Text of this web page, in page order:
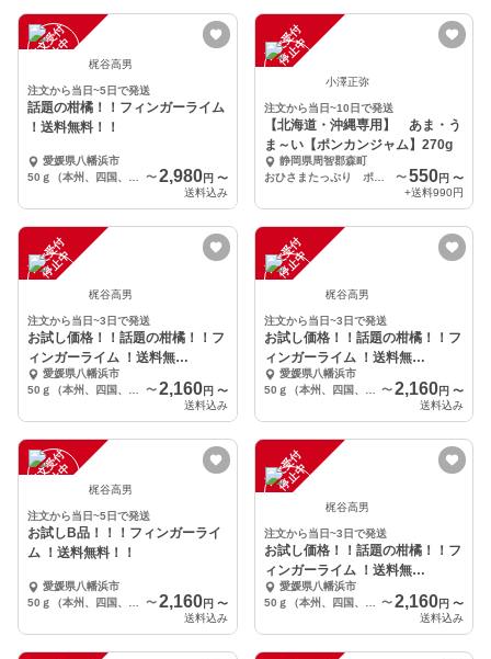
注
文
受
付
停
止
中 梶谷高男
注文から当日~5日で発送
話題の柑橘！！フィンガーライム
！送料無料！！
愛媛県八幡浜市
〜 2,980円 〜
送料込み
注
文
受
付
停
止
中
小澤正弥
注文から当日~10日で発送
【北海道・沖縄専用】 あま・う
ま～い【ポンカンジャム】270g
静岡県周智郡森町
おひさまたっぷり ポンカンジャム1個
〜550円 〜
+送料990円
注
文
受
付
停
止
中
梶谷高男
注文から当日~3日で発送
お試し価格！！話題の柑橘！！フ
ィンガーライム ！送料無
料！！
愛媛県八幡浜市
〜 2,160円 〜
送料込み
注
文
受
付
停
止
中
梶谷高男
注文から当日~3日で発送
お試し価格！！話題の柑橘！！フ
ィンガーライム ！送料無
料！！
愛媛県八幡浜市
〜2,160円 〜
送料込み
注
文
受
付
停
止
中 梶谷高男
注文から当日~5日で発送
お試しB品！！！フィンガーライ
ム ！送料無料！！
愛媛県八幡浜市
〜 2,160円 〜
送料込み
注
文
受
付
停
止
中
梶谷高男
注文から当日~3日で発送
お試し価格！！話題の柑橘！！フ
ィンガーライム ！送料無
料！！
愛媛県八幡浜市
〜2,160円 〜
送料込み